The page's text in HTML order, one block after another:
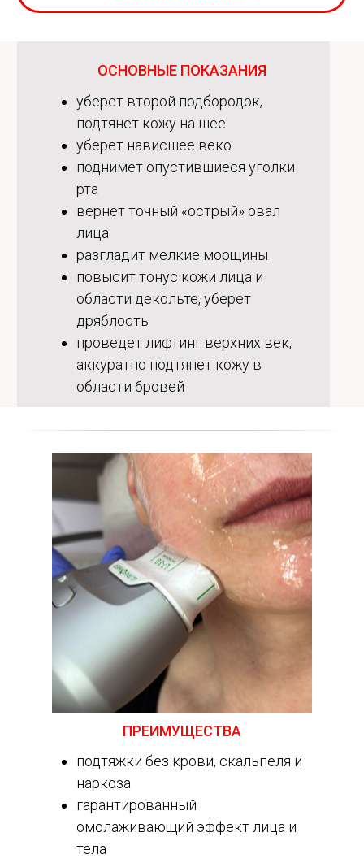
уберет второй подбородок,
подтянет кожу на шее
уберет нависшее веко
поднимет опустившиеся уголки
рта
вернет точный «острый» овал
лица
разгладит мелкие морщины
повысит тонус кожи лица и
области декольте, уберет
дряблость
проведет лифтинг верхних век,
аккуратно подтянет кожу в
области бровей
ОСНОВНЫЕ ПОКАЗАНИЯ
подтяжки без крови, скальпеля и
наркоза
гарантированный
омолаживающий эффект лица и
тела
ПРЕИМУЩЕСТВА